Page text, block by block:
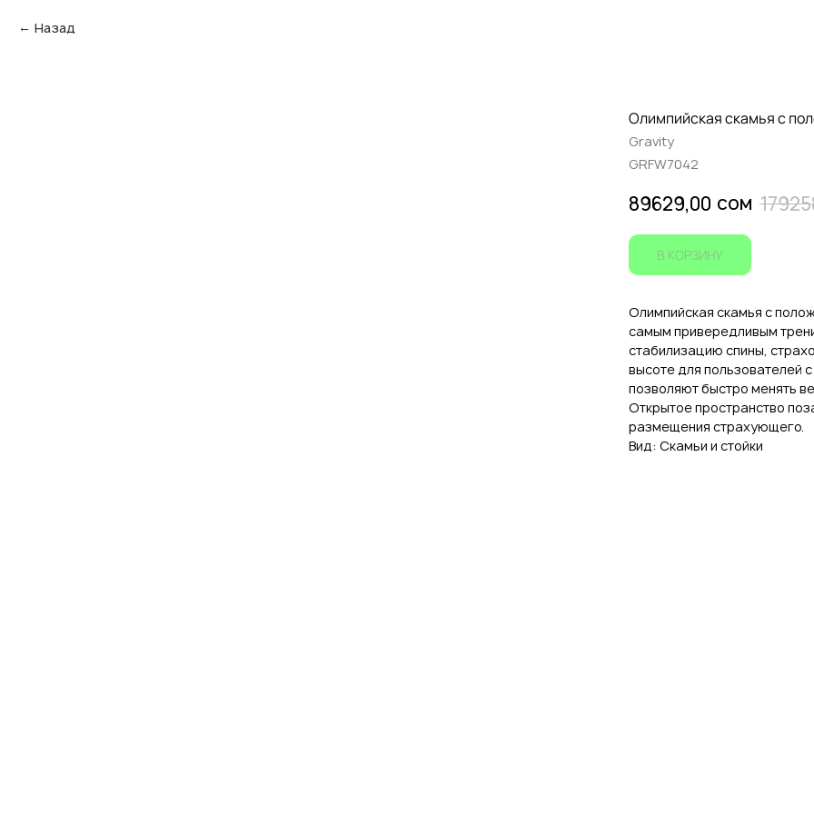
Назад
Олимпийская скамья с
Gravity
GRFW7042
89629,00 сом
В КОРЗИНУ
Олимпийская скамья с
самым привередливым
стабилизацию спины,
высоте для пользователей
позволяют быстро менять
Открытое пространство
размещения страхующего.
Вид: Скамьи и стойки